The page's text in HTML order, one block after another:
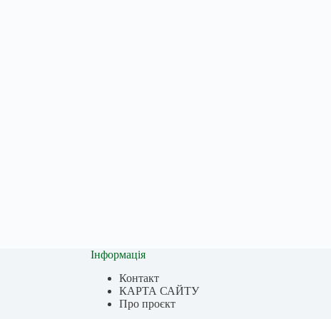
Інформація
Контакт
КАРТА САЙТУ
Про проєкт